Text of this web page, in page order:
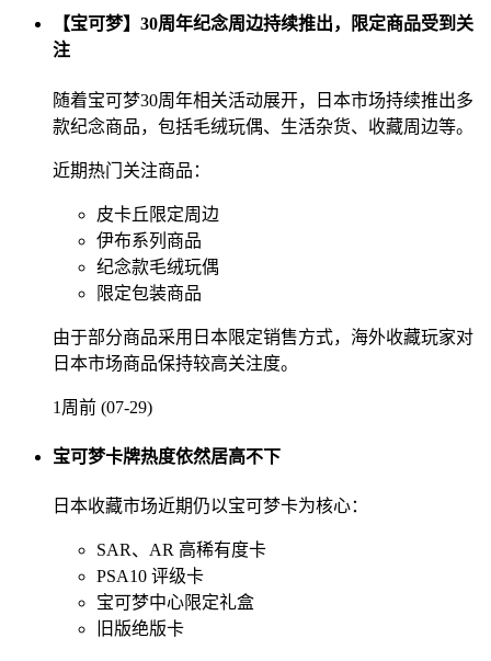
【宝可梦】30周年纪念周边持续推出，限定商品受到关
注
随着宝可梦30周年相关活动展开，日本市场持续推出多
款纪念商品，包括毛绒玩偶、生活杂货、收藏周边等。
近期热门关注商品：
皮卡丘限定周边
伊布系列商品
纪念款毛绒玩偶
限定包装商品
由于部分商品采用日本限定销售方式，海外收藏玩家对
日本市场商品保持较高关注度。
1周前 (07-29)
宝可梦卡牌热度依然居高不下
日本收藏市场近期仍以宝可梦卡为核心：
SAR、AR 高稀有度卡
PSA10 评级卡
宝可梦中心限定礼盒
旧版绝版卡